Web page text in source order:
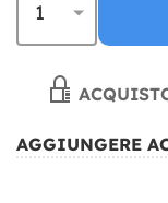
AGGIUNGERE